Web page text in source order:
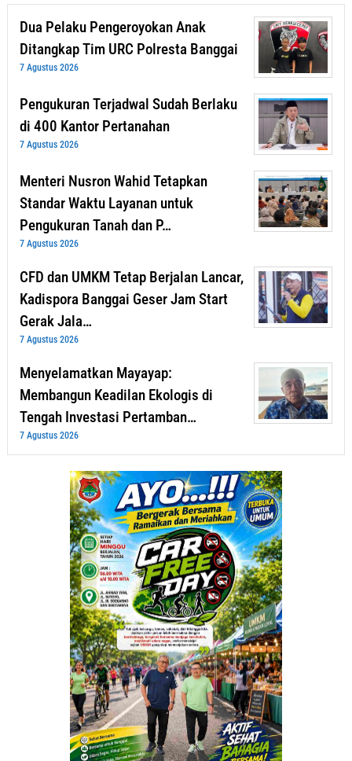
Dua Pelaku Pengeroyokan Anak
Ditangkap Tim URC Polresta Banggai
7 Agustus 2026
Pengukuran Terjadwal Sudah Berlaku
di 400 Kantor Pertanahan
7 Agustus 2026
Menteri Nusron Wahid Tetapkan
Standar Waktu Layanan untuk
Pengukuran Tanah dan P…
7 Agustus 2026
CFD dan UMKM Tetap Berjalan Lancar,
Kadispora Banggai Geser Jam Start
Gerak Jala…
7 Agustus 2026
Menyelamatkan Mayayap:
Membangun Keadilan Ekologis di
Tengah Investasi Pertamban…
7 Agustus 2026